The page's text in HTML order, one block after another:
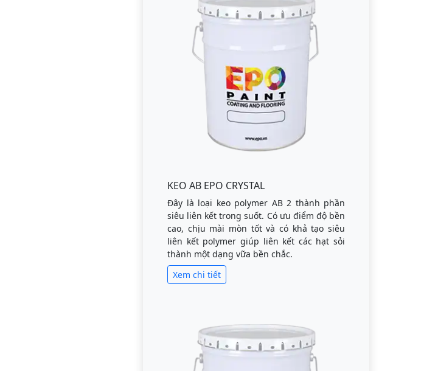
KEO AB EPO CRYSTAL
Đây là loại keo polymer AB 2 thành phần
siêu liên kết trong suốt. Có ưu điểm độ bền
cao, chịu mài mòn tốt và có khả tạo siêu
liên kết polymer giúp liên kết các hạt sỏi
thành một dạng vữa bền chắc.
Xem chi tiết